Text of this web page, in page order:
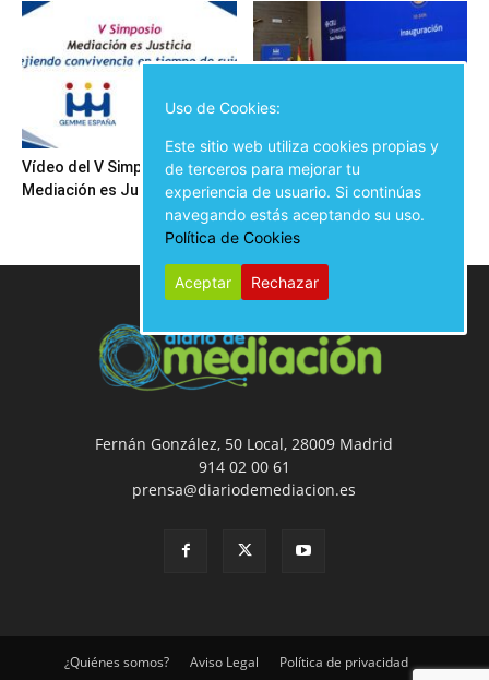
Vídeo del V Simposio
Mediación es Justicia
Inauguración del V Simposio
Mediación es Justicia
Fernán González, 50 Local, 28009 Madrid
914 02 00 61
prensa@diariodemediacion.es
¿Quiénes somos? Aviso Legal
Política de privacidad
Uso de Cookies:
Este sitio web utiliza cookies propias y
de terceros para mejorar tu
experiencia de usuario. Si continúas
navegando estás aceptando su uso.
Política de Cookies
Aceptar Rechazar